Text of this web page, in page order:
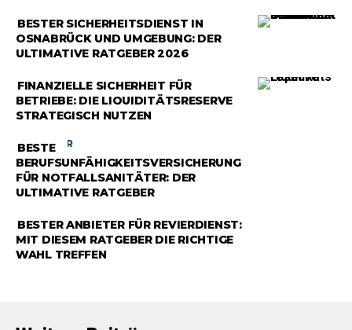
RATGEBER
BESTER SICHERHEITSDIENST IN
OSNABRÜCK UND UMGEBUNG: DER
ULTIMATIVE RATGEBER 2026
RATGEBER
FINANZIELLE SICHERHEIT FÜR
BETRIEBE: DIE LIQUIDITÄTSRESERVE
STRATEGISCH NUTZEN
RATGEBER
BESTE
BERUFSUNFÄHIGKEITSVERSICHERUNG
FÜR NOTFALLSANITÄTER: DER
ULTIMATIVE RATGEBER
RATGEBER
BESTER ANBIETER FÜR REVIERDIENST:
MIT DIESEM RATGEBER DIE RICHTIGE
WAHL TREFFEN